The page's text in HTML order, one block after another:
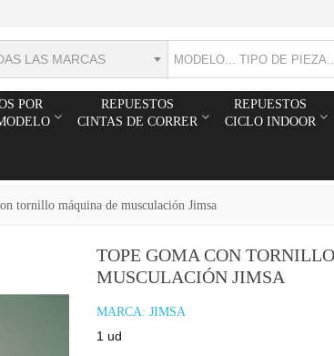
LAS MARCAS
POR
REPUESTOS
CINTAS DE CORRER
REPUESTOS
CICLO INDOOR
tornillo máquina de musculación Jimsa
TOPE GOMA CON
MUSCULACIÓN JIMSA
MARCA: JIMSA
1 ud